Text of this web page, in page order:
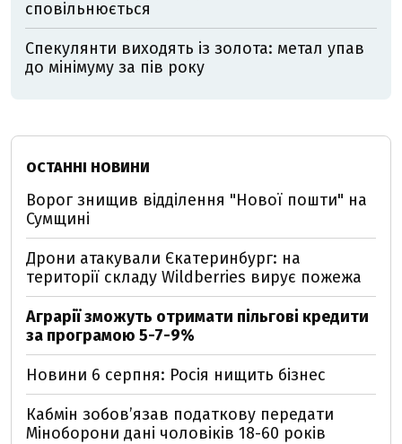
сповільнюється
Спекулянти виходять із золота: метал упав
до мінімуму за пів року
ОСТАННІ НОВИНИ
Ворог знищив відділення "Нової пошти" на
Сумщині
Дрони атакували Єкатеринбург: на
території складу Wildberries вирує пожежа
Аграрії зможуть отримати пільгові кредити
за програмою 5-7-9%
Новини 6 серпня: Росія нищить бізнес
Кабмін зобовʼязав податкову передати
Міноборони дані чоловіків 18-60 років